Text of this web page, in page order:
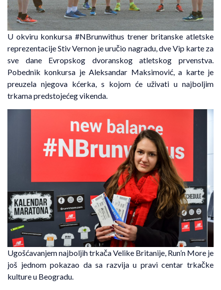
U okviru konkursa #NBrunwithus trener britanske atletske
reprezentacije Stiv Vernon je uručio nagradu, dve Vip karte za
sve dane Evropskog dvoranskog atletskog prvenstva.
Pobednik konkursa je Aleksandar Maksimović, a karte je
preuzela njegova kćerka, s kojom će uživati u najboljim
trkama predstojećeg vikenda.
Ugošćavanjem najboljih trkača Velike Britanije, Run’n More je
još jednom pokazao da sa razvija u pravi centar trkačke
kulture u Beogradu.